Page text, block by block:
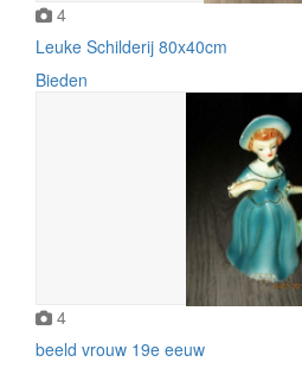
4
Leuke Schilderij 80x40cm
Bieden
4
beeld vrouw 19e eeuw